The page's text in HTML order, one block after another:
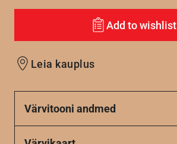
Add to wishlist
Leia kauplus
Värvitooni andmed